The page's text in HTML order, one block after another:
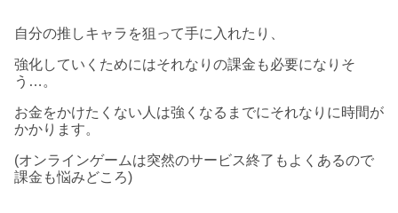
自分の推しキャラを狙って手に入れたり、
強化していくためにはそれなりの課金も必要になりそ
う…。
お金をかけたくない人は強くなるまでにそれなりに時間が
かかります。
(オンラインゲームは突然のサービス終了もよくあるので
課金も悩みどころ)